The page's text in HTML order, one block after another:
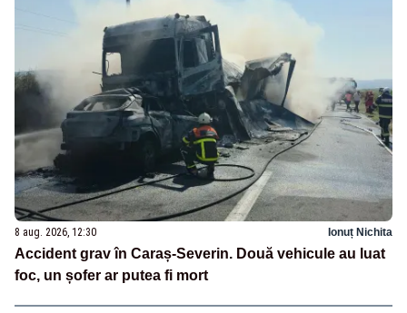
8 aug. 2026, 12:30 Ionuț Nichita
Accident grav în Caraș-Severin. Două vehicule au luat
foc, un șofer ar putea fi mort